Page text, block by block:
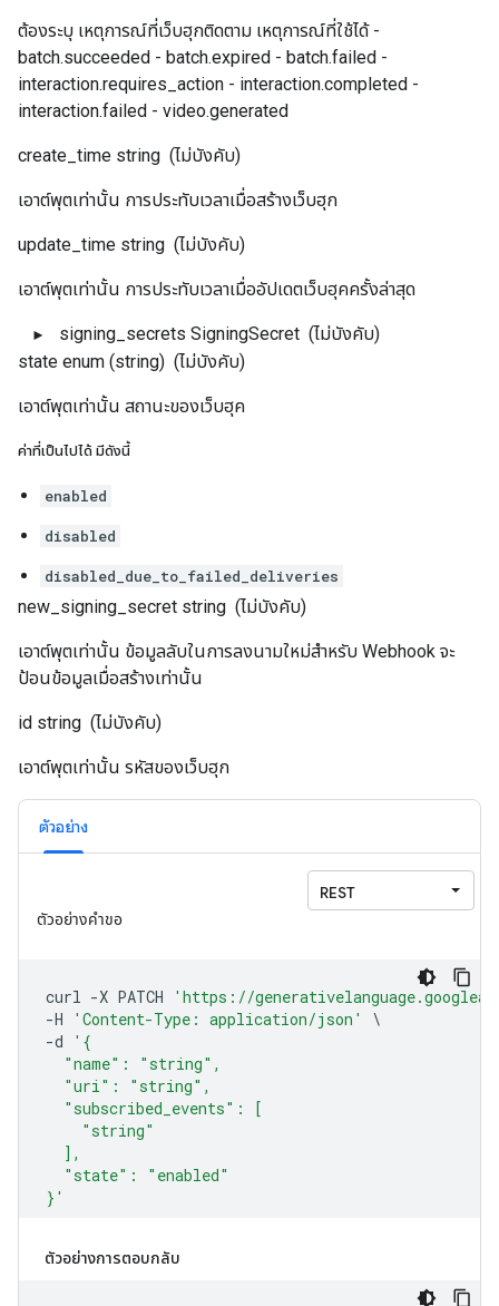
ต้องระบุ เหตุการณ์ที่เว็บฮุกติดตาม เหตุการณ์ที่ใช้ได้ -
batch.succeeded - batch.expired - batch.failed -
interaction.requires_action - interaction.completed -
interaction.failed - video.generated
create_time string (ไม่บังคับ)
เอาต์พุตเท่านั้น การประทับเวลาเมื่อสร้างเว็บฮุก
update_time string (ไม่บังคับ)
เอาต์พุตเท่านั้น การประทับเวลาเมื่ออัปเดตเว็บฮุคครั้งล่าสุด
signing_secrets SigningSecret (ไม่บังคับ)
state enum (string) (ไม่บังคับ)
เอาต์พุตเท่านั้น สถานะของเว็บฮุค
ค่าที่เป็นไปได้ มีดังนี้
enabled
disabled
disabled_due_to_failed_deliveries
new_signing_secret string (ไม่บังคับ)
เอาต์พุตเท่านั้น ข้อมูลลับในการลงนามใหม่สำหรับ Webhook จะ
ป้อนข้อมูลเมื่อสร้างเท่านั้น
id string (ไม่บังคับ)
เอาต์พุตเท่านั้น รหัสของเว็บฮุก
ตัวอย่าง
ตัวอย่างการตอบกลับ